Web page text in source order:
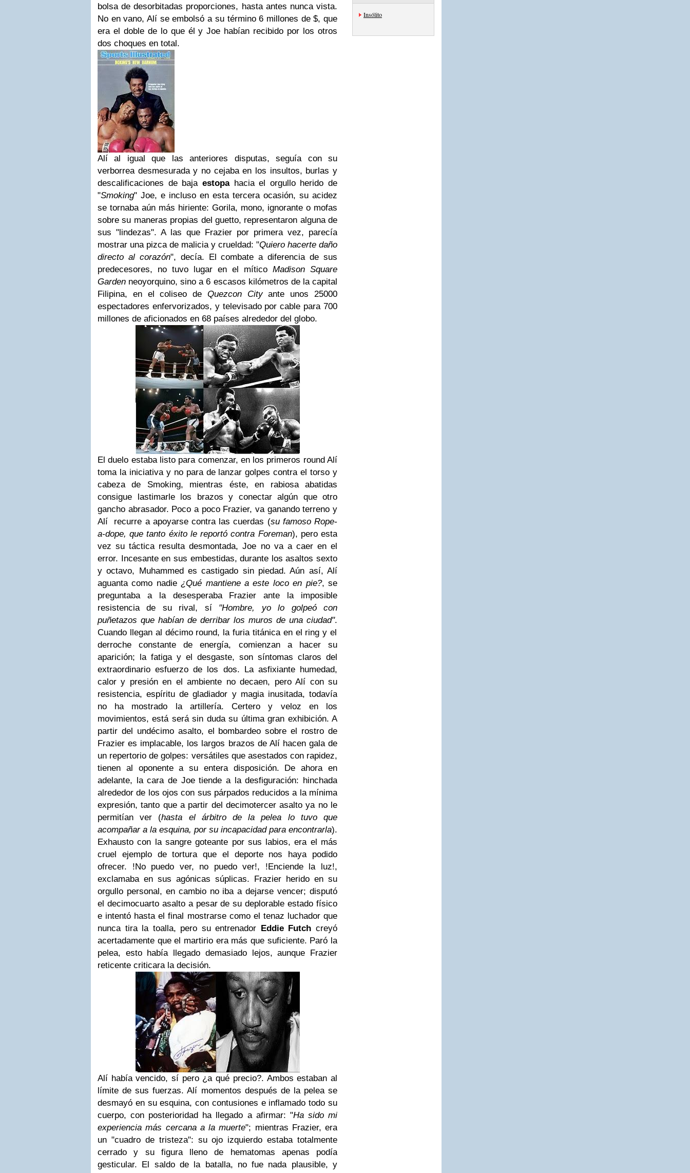
bolsa de desorbitadas proporciones, hasta antes nunca vista.
No en vano, Alí se embolsó a su término 6 millones de $, que
era el doble de lo que él y Joe habían recibido por los otros
dos choques en total.
Alí al igual que las anteriores disputas, seguía con su
verborrea desmesurada y no cejaba en los insultos, burlas y
descalificaciones de baja estopahacia el orgullo herido de
"Smoking" Joe, e incluso en esta tercera ocasión, su acidez
se tornaba aún más hiriente: Gorila, mono, ignorante o mofas
sobre su maneras propias del guetto, representaron alguna de
sus "lindezas". A las que Frazier por primera vez, parecía
mostrar una pizca de malicia y crueldad: "Quiero hacerte daño
directo al corazón", decía. El combate a diferencia de sus
predecesores, no tuvo lugar en el mítico Madison Square
Garden neoyorquino, sino a 6 escasos kilómetros de la capital
Filipina, en el coliseo de Quezcon Cityante unos 25000
espectadores enfervorizados, y televisado por cable para 700
millones de aficionados en 68 países alrededor del globo.
El duelo estaba listo para comenzar, en los primeros round Alí
toma la iniciativa y no para de lanzar golpes contra el torso y
cabeza de Smoking, mientras éste, en rabiosa abatidas
consigue lastimarle los brazos y conectar algún que otro
gancho abrasador. Poco a poco Frazier, va ganando terreno y
Alí recurre a apoyarse contra las cuerdas (su famoso Rope-
a-dope, que tanto éxito le reportó contra Foreman), pero esta
vez su táctica resulta desmontada, Joe no va a caer en el
error. Incesante en sus embestidas, durante los asaltos sexto
y octavo, Muhammed es castigado sin piedad. Aún así, Alí
aguanta como nadie¿Qué mantiene a este loco en pie?, se
preguntaba a la desesperaba Frazier ante la imposible
resistencia de su rival, sí "Hombre, yo lo golpeó con
puñetazos que habían de derribar los muros de una ciudad".
Cuando llegan al décimo round, lafuria titánica en el ring y el
derroche constante de energía, comienzan a hacer su
aparición; la fatiga y el desgaste, son síntomas claros del
extraordinario esfuerzo de los dos. La asfixiante humedad,
calor y presión en el ambiente no decaen, pero Alí con su
resistencia, espíritu de gladiador y magia inusitada, todavía
no ha mostrado la artillería. Certero y veloz en los
movimientos, está será sin duda su última gran exhibición. A
partir del undécimo asalto, el bombardeo sobre el rostro de
Frazier es implacable, los largos brazos de Alí hacen gala de
un repertorio de golpes: versátiles que asestados con rapidez,
tienen al oponente a su entera disposición. De ahora en
adelante, la cara de Joe tiende a la desfiguración: hinchada
alrededor de los ojos con sus párpados reducidos a la mínima
expresión, tanto que a partir del decimotercer asalto ya no le
permitían ver (hasta el árbitro de la pelea lo tuvo que
acompañar a la esquina, por su incapacidad para encontrarla).
Exhausto con la sangre goteante por sus labios, era el más
cruel ejemplo de tortura que el deporte nos haya podido
ofrecer. !No puedo ver, no puedo ver!, !Enciende la luz!,
exclamaba en sus agónicas súplicas. Frazier herido en su
orgullo personal, en cambio no iba a dejarse vencer; disputó
el decimocuarto asalto a pesar de su deplorable estado físico
e intentó hasta el final mostrarse como el tenaz luchador que
nunca tira la toalla, pero su entrenador Eddie Futch creyó
acertadamente que el martirio era más que suficiente. Paró la
pelea, esto había llegado demasiado lejos, aunque Frazier
reticente criticara la decisión.
Alí había vencido, sí pero ¿a qué precio?. Ambos estaban al
límite de sus fuerzas. Alí momentos después de la pelea se
desmayó en su esquina, con contusiones e inflamado todo su
cuerpo, con posterioridad ha llegado a afirmar: "Ha sido mi
experiencia más cercana a la muerte"; mientras Frazier, era
un "cuadro de tristeza": su ojo izquierdo estaba totalmente
cerrado y su figura lleno de hematomas apenas podía
gesticular. El saldo de la batalla, no fue nada plausible, y
Insólito